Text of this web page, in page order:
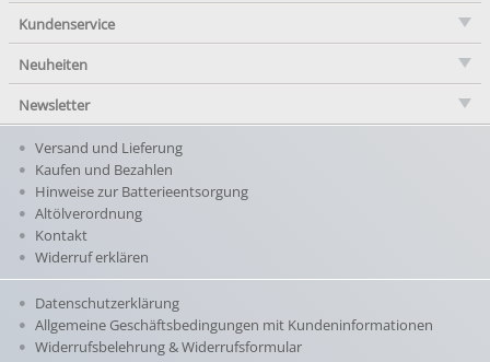
Kundenservice
Neuheiten
Newsletter
Versand und Lieferung
Kaufen und Bezahlen
Hinweise zur Batterieentsorgung
Altölverordnung
Kontakt
Widerruf erklären
Datenschutzerklärung
Allgemeine Geschäftsbedingungen mit Kundeninformationen
Widerrufsbelehrung & Widerrufsformular